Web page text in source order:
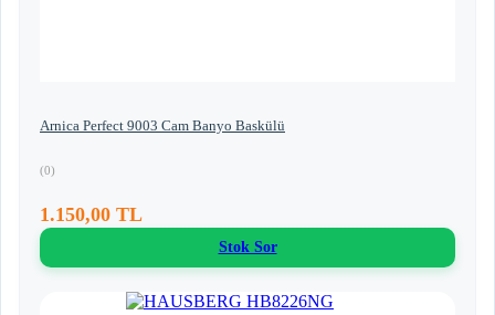
Arnica Perfect 9003 Cam Banyo Baskülü
(0)
1.150,00 TL
Stok Sor